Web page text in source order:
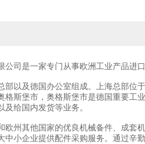
公司是一家专门从事欧洲工业产品进口
部以及德国办公室组成。上海总部位
格斯堡市，奥格斯堡市是德国重要工
给国内发货等业务。
欧州其他国家的优良机械备件、成套
中小企业提供配件采购服务。通过辛